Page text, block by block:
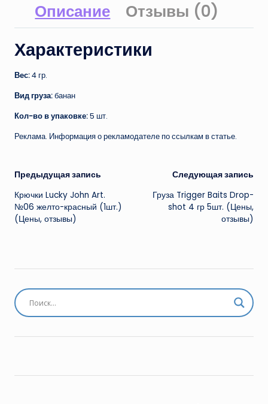
Описание Отзывы (0)
Характеристики
Вес:4 гр.
Вид груза:банан
Кол-во в упаковке:5 шт.
Реклама. Информация о рекламодателе по ссылкам в статье.
Навигация
записи
Предыдущая запись
Крючки Lucky John Art.
№06 желто-красный (1шт.)
(Цены, отзывы)
Следующая запись
Груза Trigger Baits Drop-
shot 4 гр 5шт. (Цены,
отзывы)